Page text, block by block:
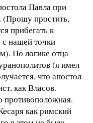
Павла при
. (Прошу простить,
прибегать к
нашей точки
По логике отца
(я имел
что апостол
как Власов.
как римский